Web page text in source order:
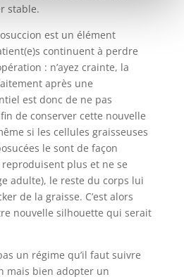
stable.
est un élément
continuent à perdre
: n’ayez crainte, la
après une
est donc de ne pas
de conserver cette nouvelle
si les cellules graisseuses
le sont de façon
plus et ne se
adulte), le reste du corps lui
de la graisse. C’est alors
nouvelle silhouette qui serait
un régime qu’il faut suivre
mais bien adopter un